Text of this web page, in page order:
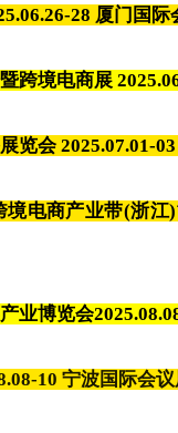
28 厦门国际
跨境电商展
览会 2025.07.01-03
境电商产业带(浙江
业博览会
10 宁波国际会